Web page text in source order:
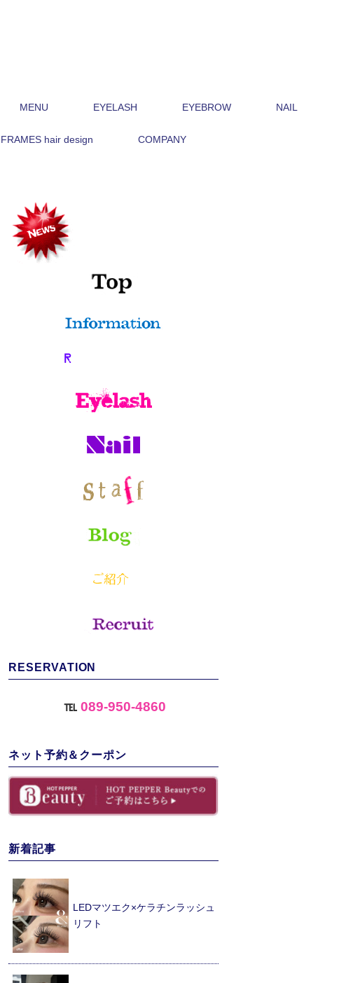
MENU EYELASH EYEBROW NAIL
FRAMES hair design COMPANY
RESERVATION
℡089-950-4860
ネット予約＆クーポン
新着記事
LEDマツエク×ケラチンラッシュ
リフト